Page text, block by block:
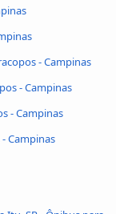
- Campinas
- Campinas
- Campinas
Campinas